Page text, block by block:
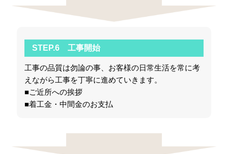
STEP.6 工事開始
工事の品質は勿論の事、お客様の日常生活を常に考
えながら工事を丁寧に進めていきます。
■ご近所への挨拶
■着工金・中間金のお支払